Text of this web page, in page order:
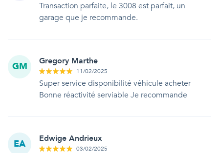
Transaction parfaite, le 3008 est parfait, un
garage que je recommande.
GM Gregory Marthe
11/02/2025
Super service disponibilité véhicule acheter
Bonne réactivité serviable Je recommande
EA Edwige Andrieux
03/02/2025